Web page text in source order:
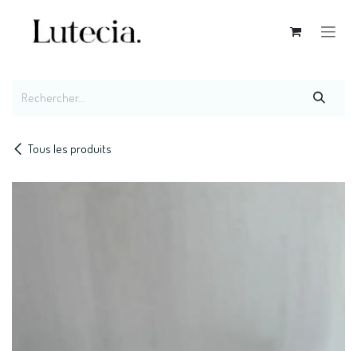
Tous les produits